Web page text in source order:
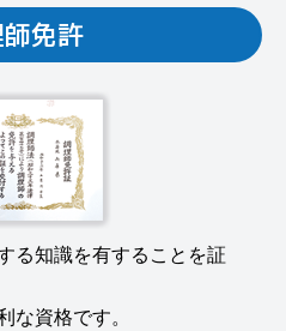
免許
る知識を有することを証
資格です。